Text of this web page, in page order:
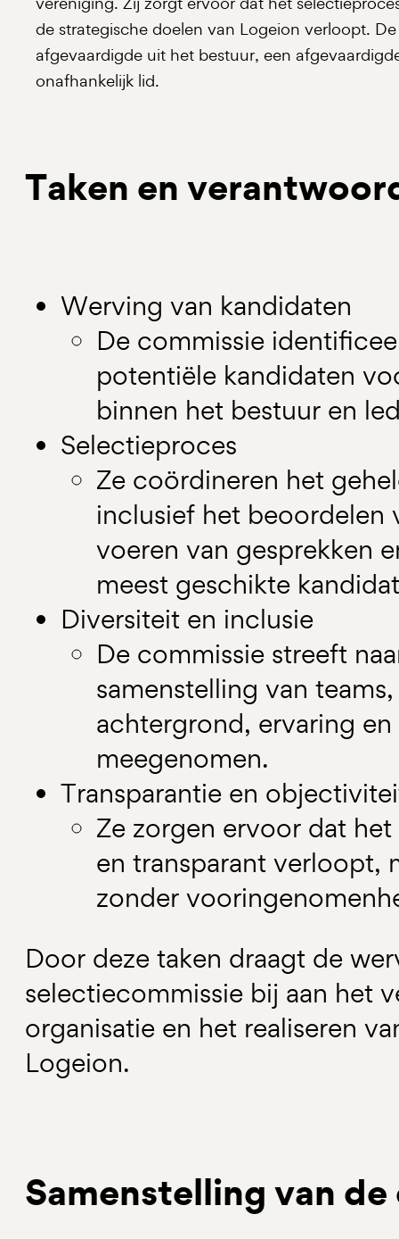
de strategische doelen van Logeion verloopt.​
afgevaardigde uit het bestuur, een
onafhankelijk lid.
Taken en
Werving van kandidaten
De commissie
potentiële kandidaten
binnen het bestuur en
Selectieproces
Ze coördineren het
inclusief het beoordelen
voeren van gesprekken
meest geschikte
Diversiteit en inclusie
De commissie streeft
samenstelling van
achtergrond, ervaring
meegenomen.​
Transparantie en
Ze zorgen ervoor dat
en transparant verloopt,
zonder
Door deze taken draagt de
selectiecommissie bij aan het
organisatie en het realiseren
Logeion.
Samenstelling van